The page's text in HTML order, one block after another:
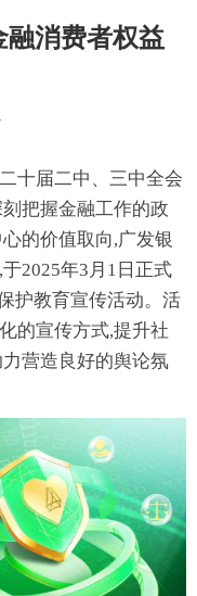
消费者权益
十届二中、三中全会
把握金融工作的政
的价值取向,广发银
2025年3月1日正式
护教育宣传活动。活
的宣传方式,提升社
营造良好的舆论氛